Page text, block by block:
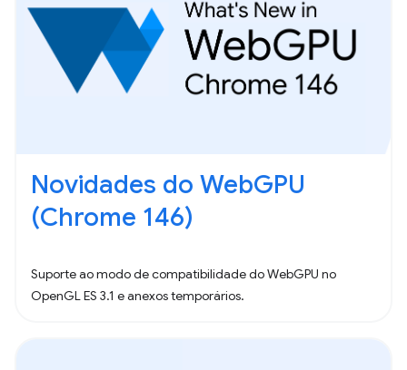
Novidades do WebGPU
(Chrome 146)
Suporte ao modo de compatibilidade do WebGPU no
OpenGL ES 3.1 e anexos temporários.